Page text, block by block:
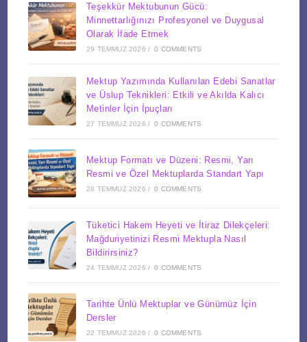
Teşekkür Mektubunun Gücü:
Minnettarlığınızı Profesyonel ve Duygusal
Olarak İfade Etmek
29 TEMMUZ 2026 / 0 COMMENTS
Mektup Yazımında Kullanılan Edebi Sanatlar
ve Üslup Teknikleri: Etkili ve Akılda Kalıcı
Metinler İçin İpuçları
27 TEMMUZ 2026 / 0 COMMENTS
Mektup Formatı ve Düzeni: Resmi, Yarı
Resmi ve Özel Mektuplarda Standart Yapı
26 TEMMUZ 2026 / 0 COMMENTS
Tüketici Hakem Heyeti ve İtiraz Dilekçeleri:
Mağduriyetinizi Resmi Mektupla Nasıl
Bildirirsiniz?
24 TEMMUZ 2026 / 0 COMMENTS
Tarihte Ünlü Mektuplar ve Günümüz İçin
Dersler
22 TEMMUZ 2026 / 0 COMMENTS